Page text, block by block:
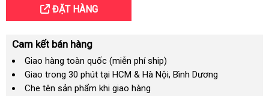
ĐẶT HÀNG
Cam kết bán hàng
Giao hàng toàn quốc (miễn phí ship)
Giao trong 30 phút tại HCM & Hà Nội, Bình Dương
Che tên sản phẩm khi giao hàng